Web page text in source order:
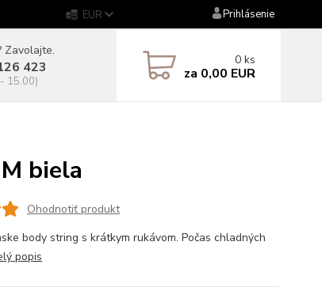
EUR Prihlásenie
Zavolajte.
423
15.00)
0 ks
za 0,00 EUR
biela
Ohodnotiť produkt
body string s krátkym rukávom. Počas chladných
popis